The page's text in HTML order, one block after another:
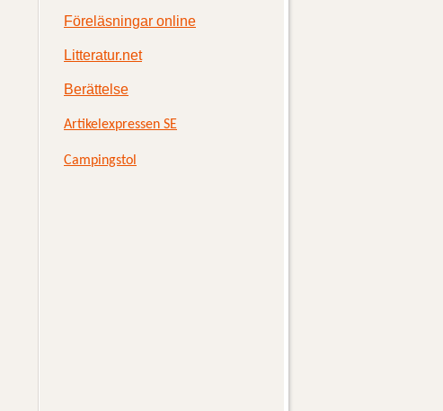
Föreläsningar online
Litteratur.net
Berättelse
Artikelexpressen SE
Campingstol